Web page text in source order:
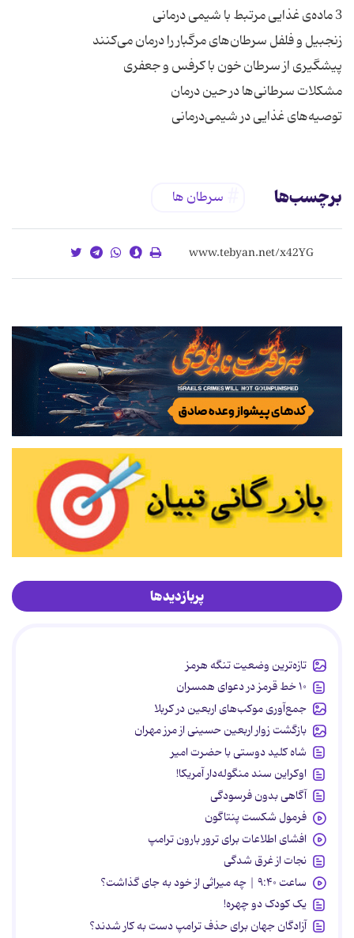
توصیه‌های غذایی در شیمی‌درمانی
برچسب‌ها سرطان ها
پربازدیدها
تازه‌ترین وضعیت تنگه هرمز
۱۰ خط قرمز در دعوای همسران
جمع‌آوری موکب‌های اربعین در کربلا
بازگشت زوار اربعین حسینی از مرز مهران
شاه کلید دوستی با حضرت امیر
اوکراین سند منگوله‌دار آمریکا!
آگاهی بدون فرسودگی
فرمول شکست پنتاگون
افشای اطلاعات برای ترور بارون ترامپ
نجات از غرق شدگی
ساعت ۹:۴۰ | چه میراثی از خود به جای گذاشت؟
یک کودک دو چهره!
آزادگان جهان برای حذف ترامپ دست به کار شدند؟